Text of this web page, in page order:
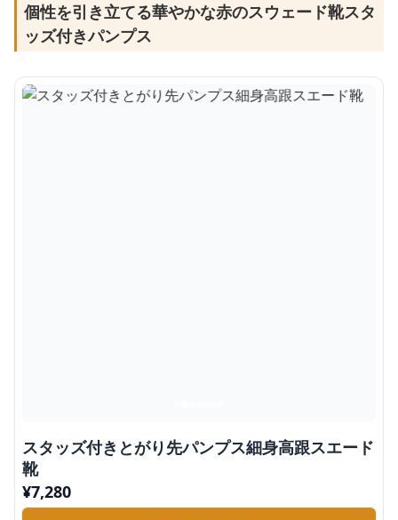
個性を引き立てる華やかな赤のスウェード靴スタ
ッズ付きパンプス
スタッズ付きとがり先パンプス細身高跟スエード
靴
¥7,280